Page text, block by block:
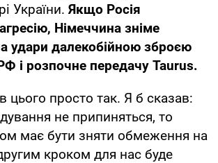
України. Якщо Росія
Німеччина зніме
удари далекобійною зброєю
і розпочне передачу Taurus.
цього просто так. Я б сказав:
не припиняться, то
має бути зняти обмеження на
кроком для нас буде